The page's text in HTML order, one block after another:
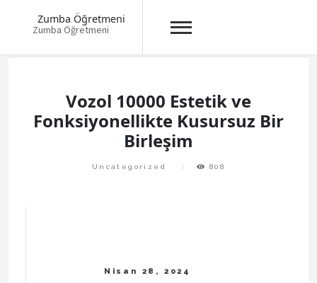
Zumba Öğretmeni
Zumba Öğretmeni
Vozol 10000 Estetik ve
Fonksiyonellikte Kusursuz Bir
Birleşim
Uncategorized 808